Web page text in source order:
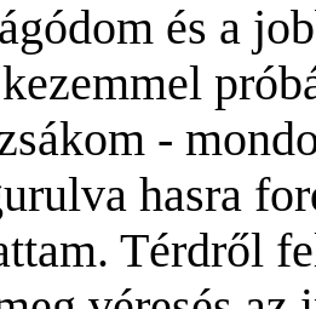
és a
mel
-
hasra
. Térdről